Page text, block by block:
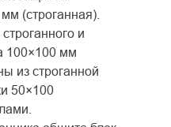
(строганная).
и
100×100 мм
из строганной
50×100